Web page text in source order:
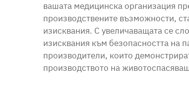
вашата медицинска организация
производствените възможности,
изисквания. С увеличаващата се
изисквания към безопасността на
производители, които
производството на